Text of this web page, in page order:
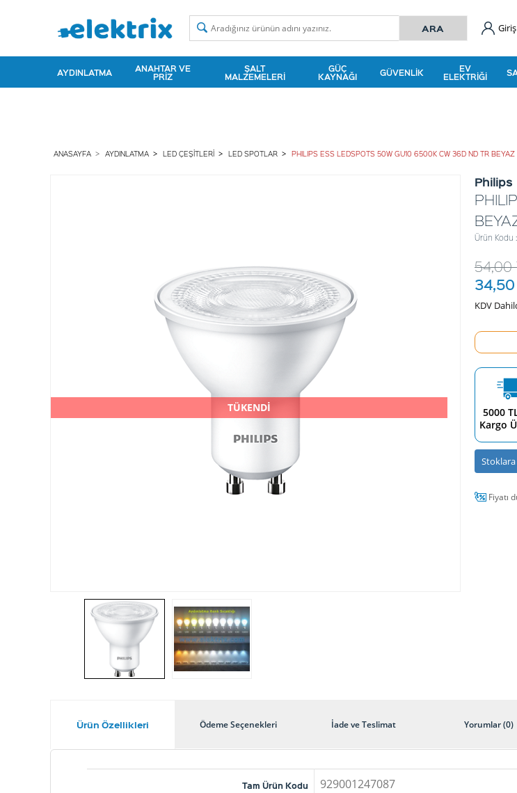
AYDINLATMA ANAHTAR VE
PRIZ
ŞALT
MALZEMELERI
GÜÇ
KAYNAĞI GÜVENLIK EV
ELEKTRIĞI
ANASAYFA AYDINLATMA LED ÇEŞITLERI LED SPOTLAR PHILIPS ESS LEDSPOTS 50W GU10 6500K CW 36D ND TR
TÜKENDİ
Philips
Ürün Kodu
54,00
34,50
KDV
5000
Kargo
Fiyatı
Ürün Özellikleri Ödeme Seçenekleri İade ve Teslimat Yorumlar (0)
Tam Ürün Kodu 929001247087